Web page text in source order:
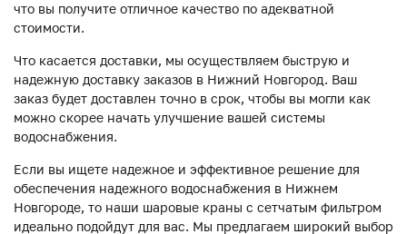
что вы получите отличное качество по адекватной
стоимости.
Что касается доставки, мы осуществляем быструю и
надежную доставку заказов в Нижний Новгород. Ваш
заказ будет доставлен точно в срок, чтобы вы могли как
можно скорее начать улучшение вашей системы
водоснабжения.
Если вы ищете надежное и эффективное решение для
обеспечения надежного водоснабжения в Нижнем
Новгороде, то наши шаровые краны с сетчатым фильтром
идеально подойдут для вас. Мы предлагаем широкий выбор